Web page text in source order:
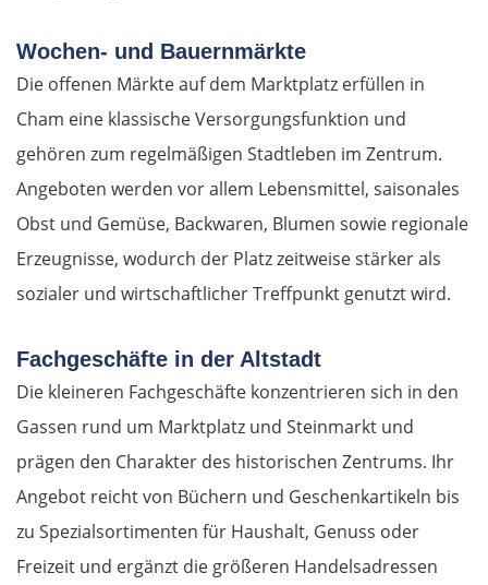
Wochen- und Bauernmärkte
Die offenen Märkte auf dem Marktplatz erfüllen in
Cham eine klassische Versorgungsfunktion und
gehören zum regelmäßigen Stadtleben im Zentrum.
Angeboten werden vor allem Lebensmittel, saisonales
Obst und Gemüse, Backwaren, Blumen sowie regionale
Erzeugnisse, wodurch der Platz zeitweise stärker als
sozialer und wirtschaftlicher Treffpunkt genutzt wird.
Fachgeschäfte in der Altstadt
Die kleineren Fachgeschäfte konzentrieren sich in den
Gassen rund um Marktplatz und Steinmarkt und
prägen den Charakter des historischen Zentrums. Ihr
Angebot reicht von Büchern und Geschenkartikeln bis
zu Spezialsortimenten für Haushalt, Genuss oder
Freizeit und ergänzt die größeren Handelsadressen